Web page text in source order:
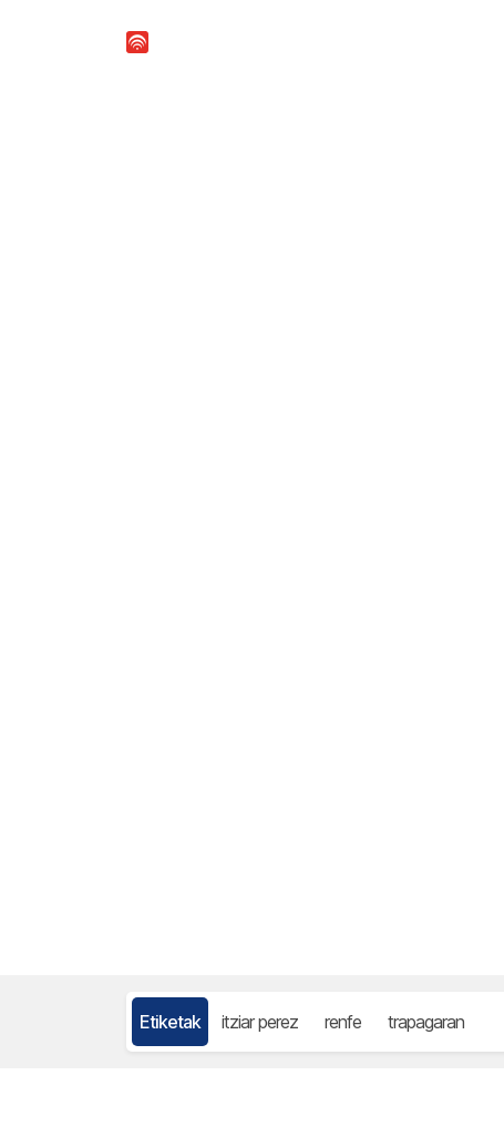
Etiketak itziar perez renfe trapagaran